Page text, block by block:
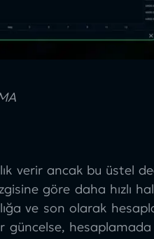
verir ancak bu üstel
göre daha hızlı
ve son olarak
güncelse,